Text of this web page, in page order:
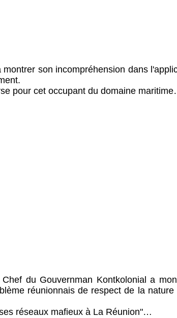
son incompréhension dans
pour cet occupant du domaine
du Gouvernman Kontkolonial a
réunionnais de respect de la
réseaux mafieux à La Réunion"…